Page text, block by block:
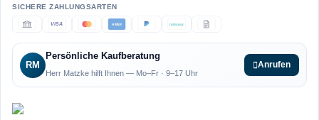
VISA AMEX ratepay
RM
Persönliche Kaufberatung
Herr Matzke hilft Ihnen — Mo–Fr · 9–17 Uhr
Anrufen